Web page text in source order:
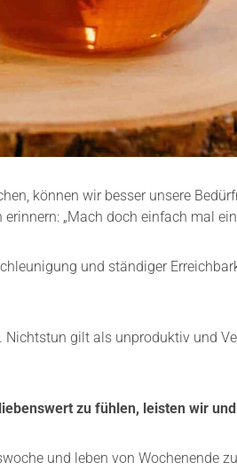
können wir besser unsere
„Mach doch einfach mal
und ständiger
gilt als unproduktiv und
zu fühlen, leisten wir
und leben von Wochenende